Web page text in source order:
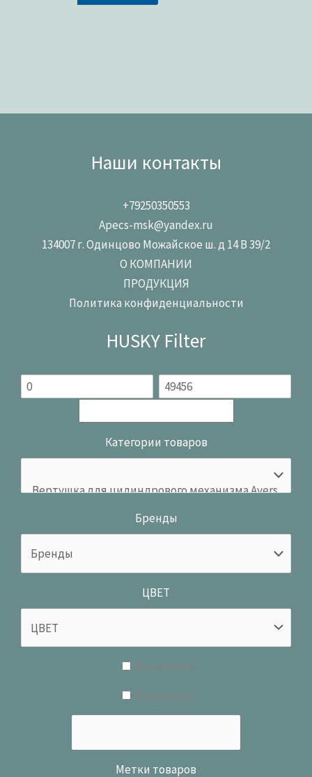
Наши контакты
+79250350553
Apecs-msk@yandex.ru
134007 г. Одинцово Можайское ш. д 14 В 39/2
О КОМПАНИИ
ПРОДУКЦИЯ
Политика конфиденциальности
HUSKY Filter
Категории товаров
Бренды
ЦВЕТ
Метки товаров